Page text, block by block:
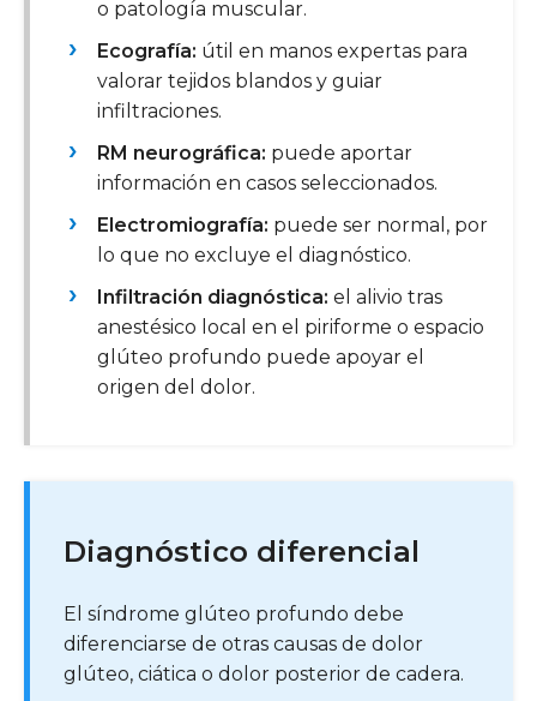
o patología muscular.
Ecografía: útil en manos expertas para
valorar tejidos blandos y guiar
infiltraciones.
RM neurográfica: puede aportar
información en casos seleccionados.
Electromiografía: puede ser normal, por
lo que no excluye el diagnóstico.
Infiltración diagnóstica: el alivio tras
anestésico local en el piriforme o espacio
glúteo profundo puede apoyar el
origen del dolor.
Diagnóstico diferencial
El síndrome glúteo profundo debe
diferenciarse de otras causas de dolor
glúteo, ciática o dolor posterior de cadera.